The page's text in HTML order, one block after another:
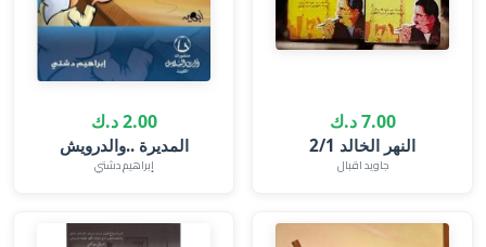
7.00 د.ك
النهر الخالد 2/1
جاويد اقبال
2.00 د.ك
المديرة ..والدرويش
إبراهيم دشتي